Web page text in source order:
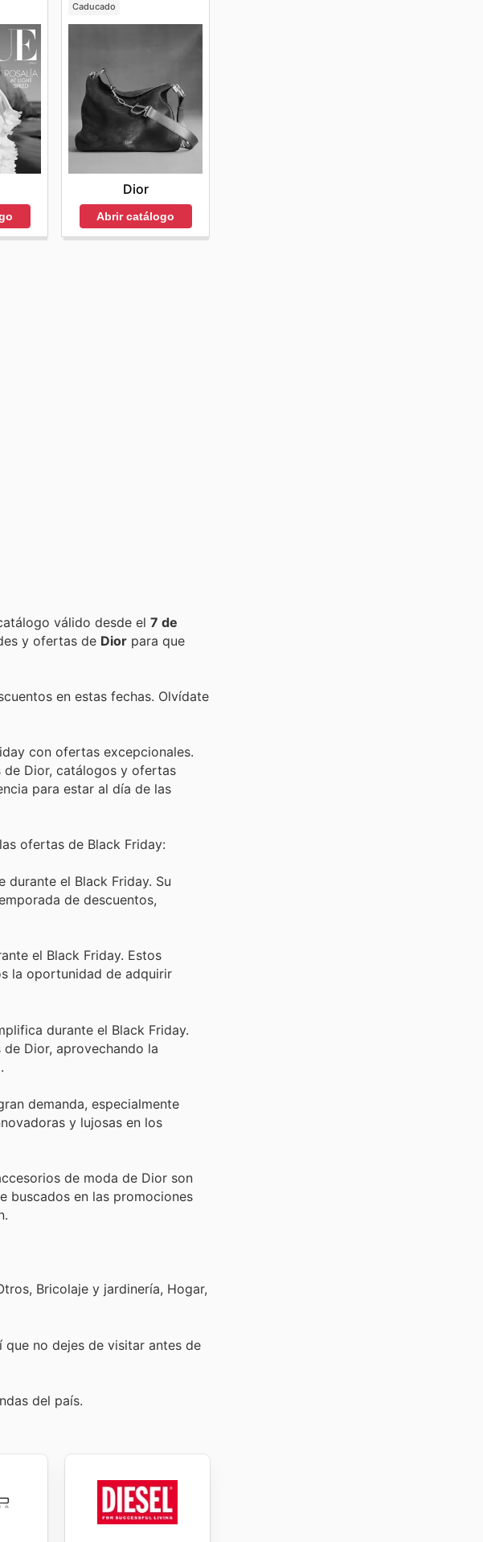
Caducado
Dior
Abrir catálogo
válido desde el 7 de
y ofertas de Dior para que
en estas fechas. Olvídate
con ofertas excepcionales.
de Dior, catálogos y ofertas
para estar al día de las
ofertas de Black Friday:
durante el Black Friday. Su
de descuentos,
el Black Friday. Estos
la oportunidad de adquirir
durante el Black Friday.
Dior, aprovechando la
demanda, especialmente
y lujosas en los
de moda de Dior son
buscados en las promociones
Bricolaje y jardinería, Hogar,
que no dejes de visitar antes de
del país.